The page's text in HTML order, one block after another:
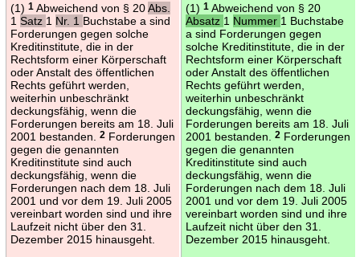
(1) 1Abweichend von § 20Abs.
1 Satz 1 Nr. 1 Buchstabe a sind
Forderungen gegen solche
Kreditinstitute, die in der
Rechtsform einer Körperschaft
oder Anstalt des öffentlichen
Rechts geführt werden,
weiterhin unbeschränkt
deckungsfähig, wenn die
Forderungen bereits am 18. Juli
2001 bestanden.
2Forderungen
gegen die genannten
Kreditinstitute sind auch
deckungsfähig, wenn die
Forderungen nach dem 18. Juli
2001 und vor dem 19. Juli 2005
vereinbart worden sind und ihre
Laufzeit nicht über den 31.
Dezember 2015 hinausgeht.
(1) 1Abweichend von § 20
Absatz 1 Nummer 1 Buchstabe
a sind Forderungen gegen
solche Kreditinstitute, die in der
Rechtsform einer Körperschaft
oder Anstalt des öffentlichen
Rechts geführt werden,
weiterhin unbeschränkt
deckungsfähig, wenn die
Forderungen bereits am 18. Juli
2001 bestanden.
2Forderungen
gegen die genannten
Kreditinstitute sind auch
deckungsfähig, wenn die
Forderungen nach dem 18. Juli
2001 und vor dem 19. Juli 2005
vereinbart worden sind und ihre
Laufzeit nicht über den 31.
Dezember 2015 hinausgeht.